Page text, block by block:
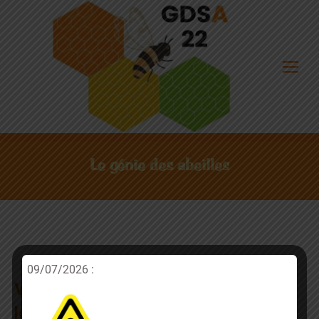
Le génie des abeilles
Vous saurez tout – ou presque- sur
les abeilles !
09/07/2026 :